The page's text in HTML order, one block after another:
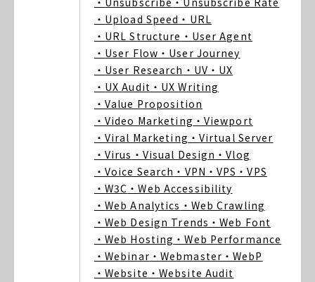
・Upload Speed ・URL
・URL Structure ・User Agent
・User Flow ・User Journey
・User Research ・UV ・UX
・UX Audit ・UX Writing
・Value Proposition
・Video Marketing ・Viewport
・Viral Marketing ・Virtual Server
・Virus ・Visual Design ・Vlog
・Voice Search ・VPN ・VPS ・VPS
・W3C ・Web Accessibility
・Web Analytics ・Web Crawling
・Web Design Trends ・Web Font
・Web Hosting ・Web Performance
・Webinar ・Webmaster ・WebP
・Website ・Website Audit